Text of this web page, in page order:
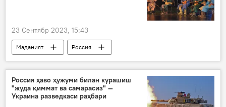
23 Сентябр 2023, 15:43
Маданият
Россия
Олтой ўлкаси
Ўзбекистон
анжуман
бахшичилик
Россия ҳаво ҳужуми билан курашиш
"жуда қиммат ва самарасиз" —
Украина разведкаси раҳбари